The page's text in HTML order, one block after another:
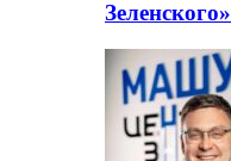
Зеленского»